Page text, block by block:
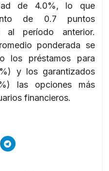
de 4.0%, lo que
de 0.7 puntos
al período anterior.
ponderada se
los préstamos para
y los garantizados
las opciones más
financieros.